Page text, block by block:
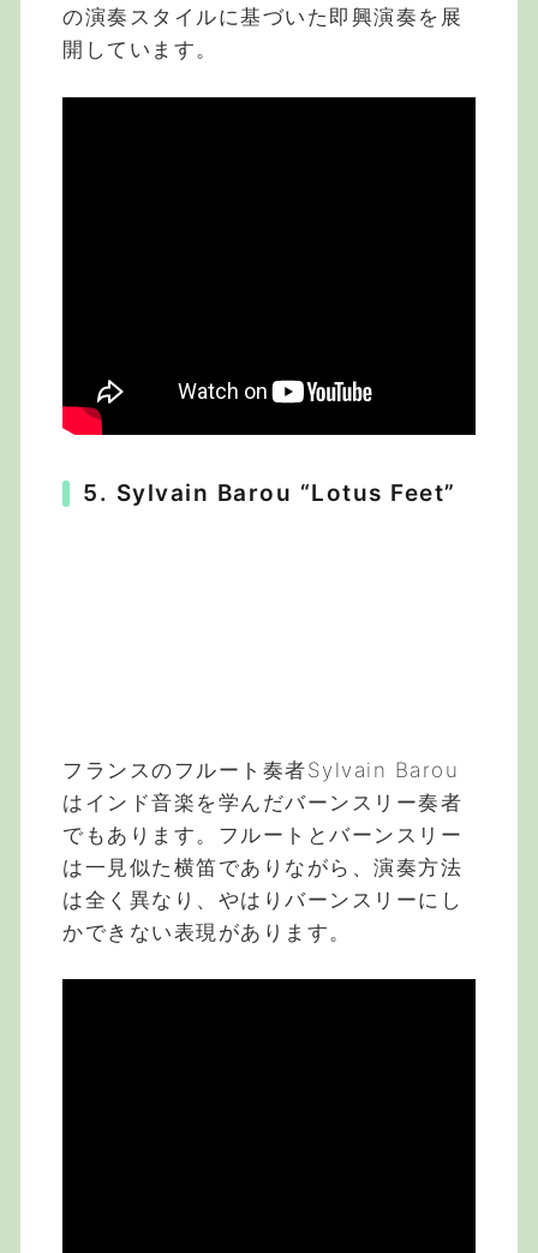
の演奏スタイルに基づいた即興演奏を展
開しています。
5. Sylvain Barou “Lotus Feet”
フランスのフルート奏者Sylvain Barou
はインド音楽を学んだバーンスリー奏者
でもあります。フルートとバーンスリー
は一見似た横笛でありながら、演奏方法
は全く異なり、やはりバーンスリーにし
かできない表現があります。